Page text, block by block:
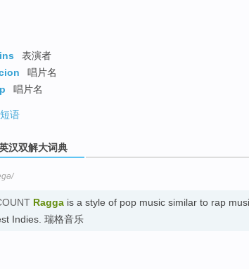
表演者
唱片名
唱片名
语
汉双解大词典
Ragga is a style of pop music similar to rap
Indies. 瑞格音乐